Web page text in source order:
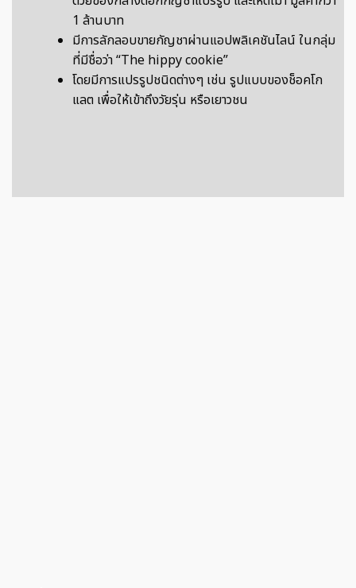
1 ล้านบาท
มีการลักลอบขายกัญชาผ่านแอปพลิเคชันไลน์ ในกลุ่ม
ที่มีชื่อว่า “The hippy cookie”
โดยมีการแปรรูปชนิดต่างๆ เช่น รูปแบบของช็อคโก
แลต เพื่อให้เข้าถึงวัยรุ่น หรือเยาวชน